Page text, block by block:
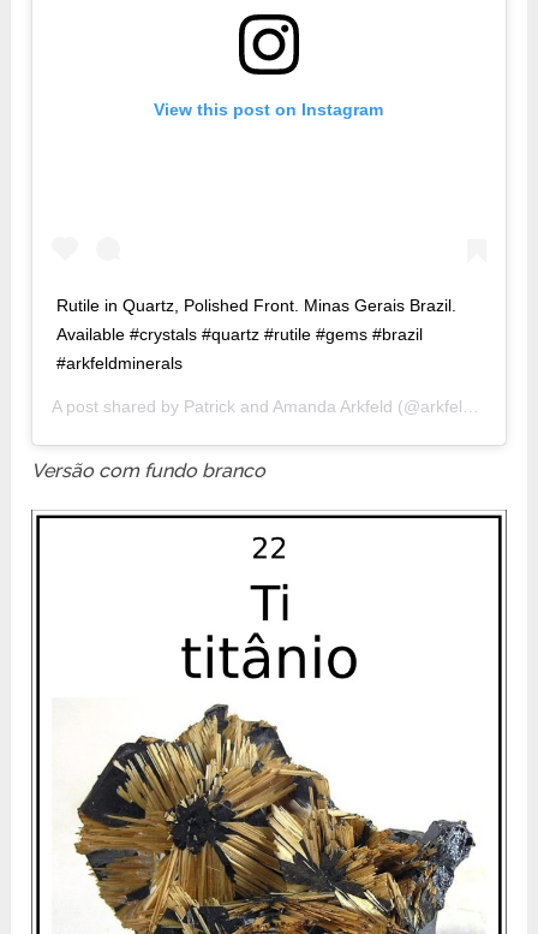
View this post on Instagram
Rutile in Quartz, Polished Front. Minas Gerais Brazil.
Available #crystals #quartz #rutile #gems #brazil
#arkfeldminerals
A post shared by Patrick and Amanda Arkfeld (@arkfeld_minerals) on
Versão com fundo branco